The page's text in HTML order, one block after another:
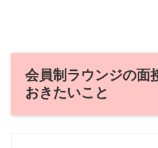
会員制ラウンジの面
おきたいこと